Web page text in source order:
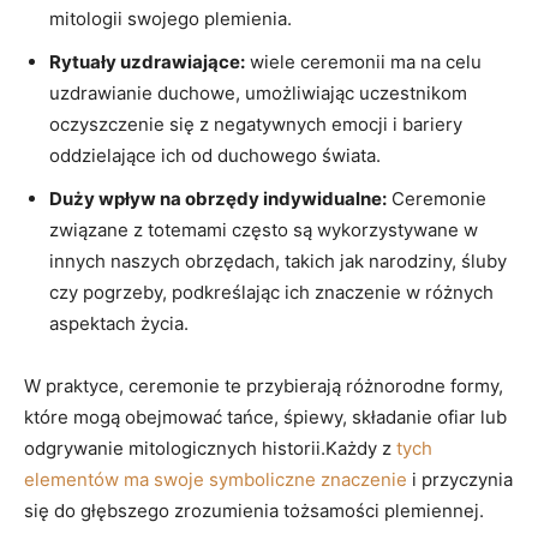
mitologii swojego plemienia.
Rytuały uzdrawiające: wiele ceremonii ma na celu
uzdrawianie duchowe, umożliwiając uczestnikom
oczyszczenie się z negatywnych emocji i bariery
oddzielające ich od duchowego świata.
Duży wpływ na obrzędy indywidualne: Ceremonie
związane z totemami często są wykorzystywane w
innych naszych obrzędach, takich jak narodziny, śluby
czy pogrzeby, podkreślając ich znaczenie w różnych
aspektach życia.
W praktyce, ceremonie te przybierają różnorodne formy,
które mogą obejmować tańce, śpiewy, składanie ofiar lub
odgrywanie mitologicznych historii.Każdy z tych
elementów ma swoje symboliczne znaczenie i przyczynia
się do głębszego zrozumienia tożsamości plemiennej.